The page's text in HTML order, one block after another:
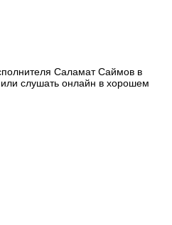
Саламат Саймов в
или слушать онлайн в хорошем